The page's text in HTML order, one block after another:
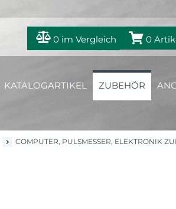
0 im Vergleich 0
KATALOGARTIKEL ZUBEHÖR
COMPUTER, PULSMESSER, ELEKTRONIK